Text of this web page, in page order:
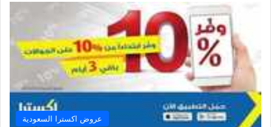
عروض اكسترا السعودية